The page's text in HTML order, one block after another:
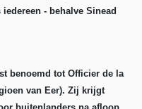
- behalve Sinead
benoemd tot Officier de la
van Eer). Zij krijgt